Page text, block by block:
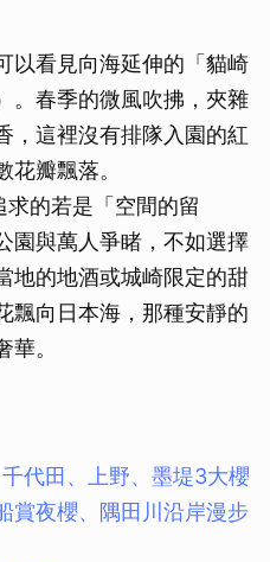
以看見向海延伸的「貓崎
。春季的微風吹拂，夾雜
，這裡沒有排隊入園的紅
瓣飄落。
的若是「空間的留
園與萬人爭睹，不如選擇
地的地酒或城崎限定的甜
飄向日本海，那種安靜的
。
代田、上野、墨堤3大櫻
賞夜櫻、隅田川沿岸漫步